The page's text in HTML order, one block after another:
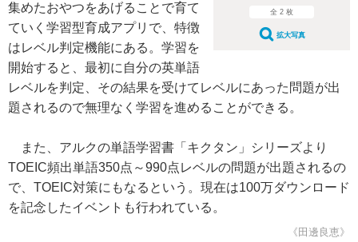
全 2 枚
拡大写真
集めたおやつをあげることで育て
ていく学習型育成アプリで、特徴
はレベル判定機能にある。学習を
開始すると、最初に自分の英単語
レベルを判定、その結果を受けてレベルにあった問題が出
題されるので無理なく学習を進めることができる。
また、アルクの単語学習書「キクタン」シリーズより
TOEIC頻出単語350点～990点レベルの問題が出題されるの
で、TOEIC対策にもなるという。現在は100万ダウンロード
を記念したイベントも行われている。
《田邊良恵》